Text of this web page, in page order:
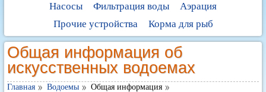
Насосы
Фильтрация воды
Аэрация
Прочие устройства
Корма для рыб
Общая информация об
искусственных водоемах
Главная Водоемы Общая информация